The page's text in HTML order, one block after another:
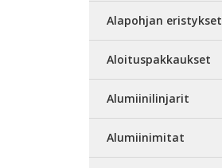
Alapohjan eristykset
Aloituspakkaukset
Alumiinilinjarit
Alumiinimitat